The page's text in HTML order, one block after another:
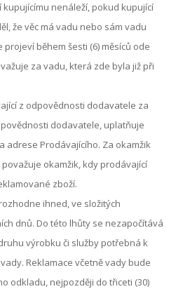
nenáleží, pokud kupující
že věc má vadu nebo sám vadu
během šesti (6) měsíců ode
za vadu, která zde byla již při
z odpovědnosti dodavatele za
dodavatele, uplatňuje
adrese Prodávajícího. Za okamžik
okamžik, kdy prodávající
zboží.
ihned, ve složitých
dnů. Do této lhůty se nezapočítává
výrobku či služby potřebná k
Reklamace včetně vady bude
odkladu, nejpozději do třiceti (30)